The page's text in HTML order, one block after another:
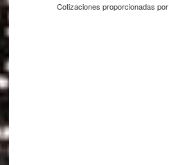
Cotizaciones proporcionadas por